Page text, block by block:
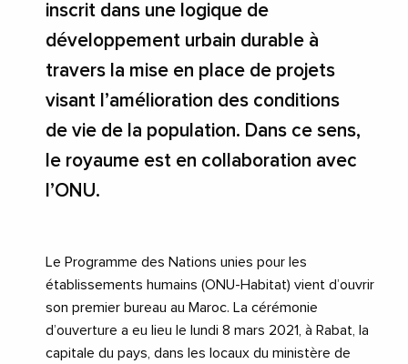
inscrit dans une logique de
développement urbain durable à
travers la mise en place de projets
visant l’amélioration des conditions
de vie de la population. Dans ce sens,
le royaume est en collaboration avec
l’ONU.
Le Programme des Nations unies pour les
établissements humains (ONU-Habitat) vient d’ouvrir
son premier bureau au Maroc. La cérémonie
d’ouverture a eu lieu le lundi 8 mars 2021, à Rabat, la
capitale du pays, dans les locaux du ministère de